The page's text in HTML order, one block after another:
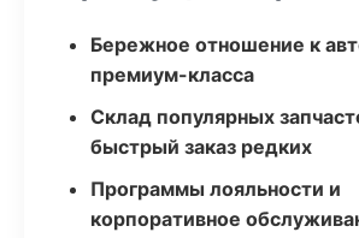
Бережное отношение к
премиум-класса
Склад популярных
быстрый заказ редких
Программы лояльности и
корпоративное